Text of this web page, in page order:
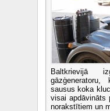
Baltkrievijā
gāzģeneratoru,
sausus koka
visai apdāvināts
norakstītiem un